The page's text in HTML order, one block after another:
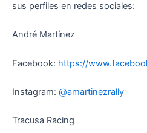
sus perfiles en redes sociales:
André Martínez
Facebook: https://
Instagram: @amartinezrally
Tracusa Racing